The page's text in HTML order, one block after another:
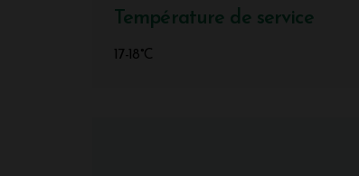
Température de service
17-18°C